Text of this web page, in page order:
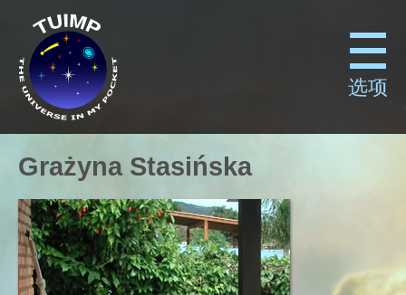
选项
Grażyna Stasińska